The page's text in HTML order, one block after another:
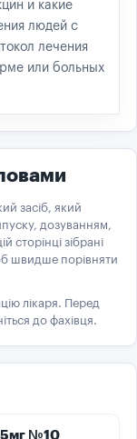
и какие
людей с
лечения
или больных
засіб, який
дозуванням,
сторінці зібрані
швидше порівняти
лікаря. Перед
до фахівця.
№10